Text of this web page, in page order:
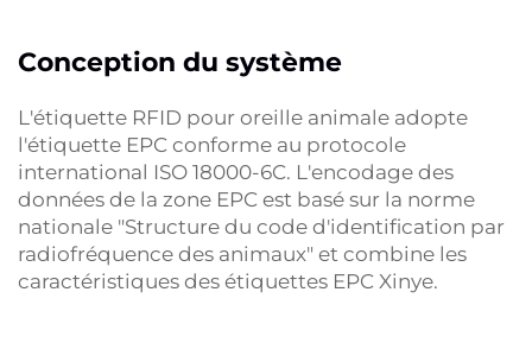
Conception du système
L'étiquette RFID pour oreille animale adopte
l'étiquette EPC conforme au protocole
international ISO 18000-6C. L'encodage des
données de la zone EPC est basé sur la norme
nationale "Structure du code d'identification par
radiofréquence des animaux" et combine les
caractéristiques des étiquettes EPC Xinye.